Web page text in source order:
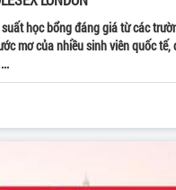
học bổng đáng giá từ các
mơ của nhiều sinh viên quốc tế,